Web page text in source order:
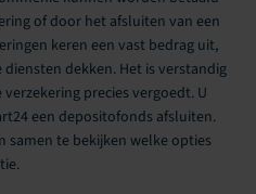
of door het afsluiten van een
keren een vast bedrag uit,
dekken. Het is verstandig
precies vergoedt. U
een depositofonds afsluiten.
samen te bekijken welke opties